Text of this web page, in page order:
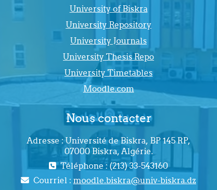
University of Biskra
University Repository
University Journals
University Thesis Repo
University Timetables
Moodle.com
Nous contacter
Adresse : Université de Biskra, BP 145 RP,
07000 Biskra, Algérie.
Téléphone : (213) 33-543160
Courriel : moodle.biskra@univ-biskra.dz